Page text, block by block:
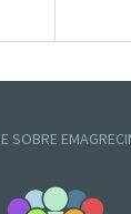
SOBRE